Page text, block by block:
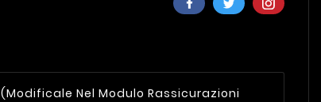
(modificale Nel Modulo Rassicurazioni